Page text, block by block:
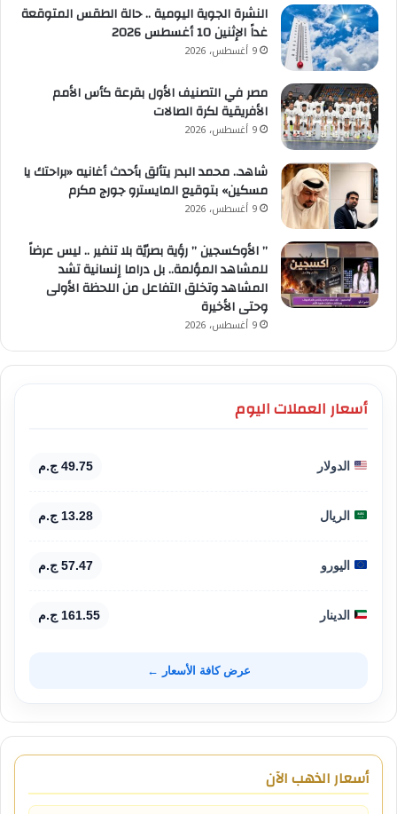
النشرة الجوية اليومية .. حالة الطقس المتوقعة
غداً الإثنين 10 أغسطس 2026
9 أغسطس، 2026
مصر في التصنيف الأول بقرعة كأس الأمم
الأفريقية لكرة الصالات
9 أغسطس، 2026
شاهد.. محمد البدر يتألق بأحدث أغانيه «براحتك يا
مسكين» بتوقيع المايسترو جورج مكرم
9 أغسطس، 2026
” الأوكسجين ” رؤية بصريّة بلا تنفير .. ليس عرضاً
للمشاهد المؤلمة.. بل دراما إنسانية تشد
المشاهد وتخلق التفاعل من اللحظة الأولى
وحتى الأخيرة
9 أغسطس، 2026
أسعار العملات اليوم
الدولار 49.75 ج.م
الريال 13.28 ج.م
اليورو 57.47 ج.م
الدينار 161.55 ج.م
عرض كافة الأسعار ←
أسعار الذهب الآن